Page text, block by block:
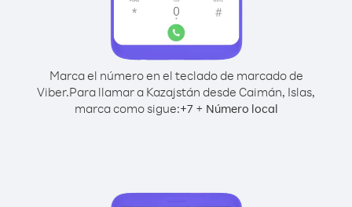
Marca el número en el teclado de marcado de
Viber.Para llamar a Kazajstán desde Caimán, Islas,
marca como sigue:+7+ Número local